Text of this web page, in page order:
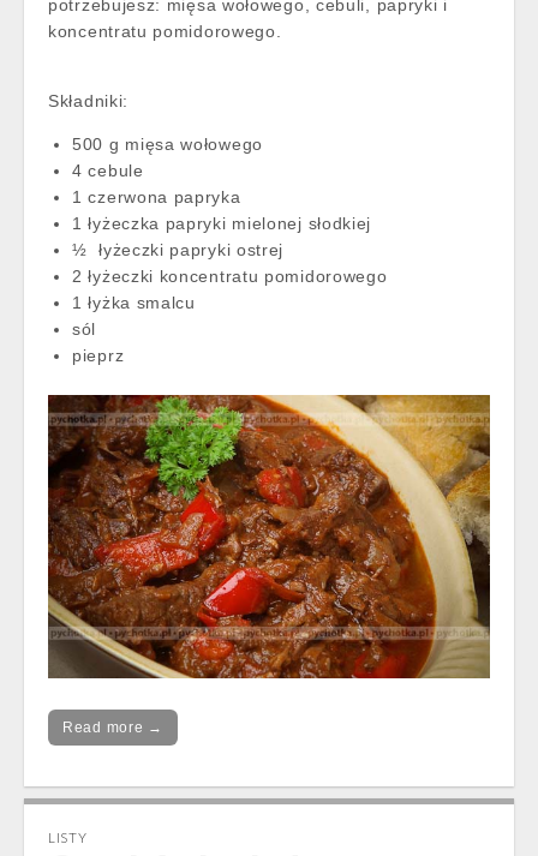
potrzebujesz: mięsa wołowego, cebuli, papryki i
koncentratu pomidorowego.
Składniki:
500 g mięsa wołowego
4 cebule
1 czerwona papryka
1 łyżeczka papryki mielonej słodkiej
½ łyżeczki papryki ostrej
2 łyżeczki koncentratu pomidorowego
1 łyżka smalcu
sól
pieprz
Read more →
LISTY